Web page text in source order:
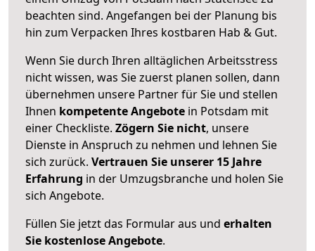
beachten sind. Angefangen bei der Planung bis
hin zum Verpacken Ihres kostbaren Hab & Gut.
Wenn Sie durch Ihren alltäglichen Arbeitsstress
nicht wissen, was Sie zuerst planen sollen, dann
übernehmen unsere Partner für Sie und stellen
Ihnen kompetente Angebote in Potsdam mit
einer Checkliste. Zögern Sie nicht, unsere
Dienste in Anspruch zu nehmen und lehnen Sie
sich zurück. Vertrauen Sie unserer 15 Jahre
Erfahrung in der Umzugsbranche und holen Sie
sich Angebote.
Füllen Sie jetzt das Formular aus und erhalten
Sie kostenlose Angebote.